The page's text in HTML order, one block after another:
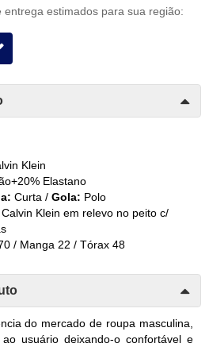
estimados para sua região:
Klein
Elastano
Curta / Gola: Polo
Klein em relevo no peito c/
/ Manga 22 / Tórax 48
do mercado de roupa masculina,
usuário deixando-o confortável e